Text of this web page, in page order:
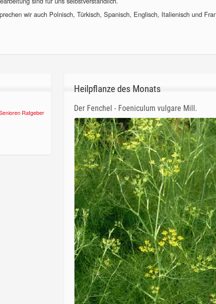
wir auch Polnisch, Türkisch, Spanisch, Englisch, Italienisch und
Ratgeber
Heilpflanze des Monats
Der Fenchel - Foeniculum vulgare Mill.